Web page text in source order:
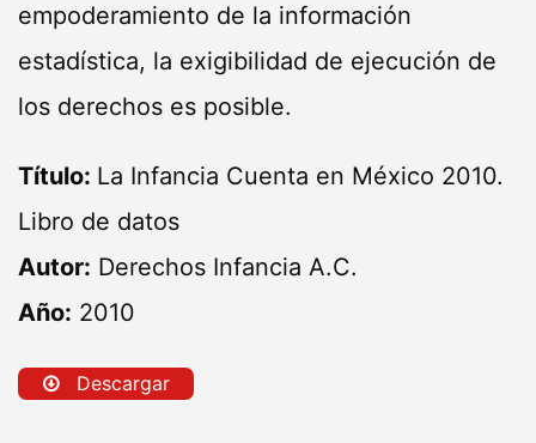
empoderamiento de la información
estadística, la exigibilidad de ejecución de
los derechos es posible.
Título: La Infancia Cuenta en México 2010.
Libro de datos
Autor: Derechos Infancia A.C.
Año: 2010
Descargar